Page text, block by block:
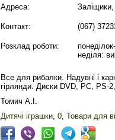
Адреса:
Контакт: (067)
Розклад роботи:
неділя:
Все для рибалки. Надувні і
гірлянди. Диски DVD, PC, PS-
Томич А.І.
Дитячі іграшки, 0, Товари для